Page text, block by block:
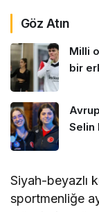
Göz Atın
Milli
bir
Selin
Siyah-beyazlı
sportmenliğe